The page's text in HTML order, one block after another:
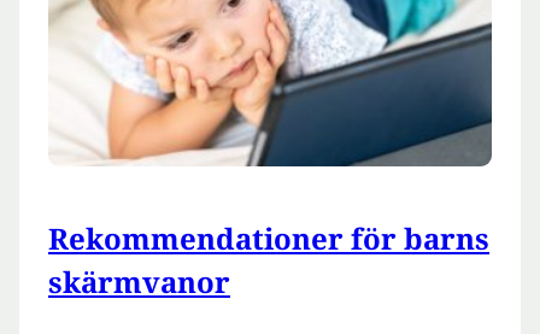
Rekommendationer för barns
skärmvanor